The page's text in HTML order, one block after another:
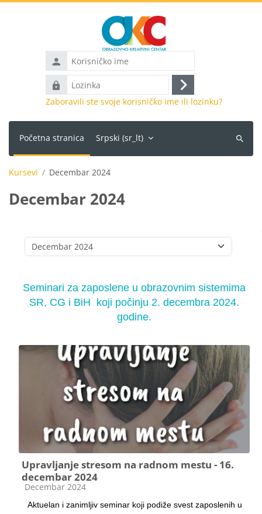
Korisničko
ime
Lozinka
Prijava
Zaboravili ste svoje korisničko ime ili lozinku?
Početna stranica Srpski ‎(sr_lt)‎
Pretraži
kurseve
Kursevi Decembar 2024
Decembar 2024
Kategorije kurseva
Seminari za zaposlene u obrazovnim sistemima
SR, CG i BiH koji počinju 2. decembra 2024.
godine.
Upravljanje stresom na radnom mestu - 16.
decembar 2024
Kategorija kursa
Decembar 2024
Aktuelan i zanimljiv seminar koji podiže svest zaposlenih u